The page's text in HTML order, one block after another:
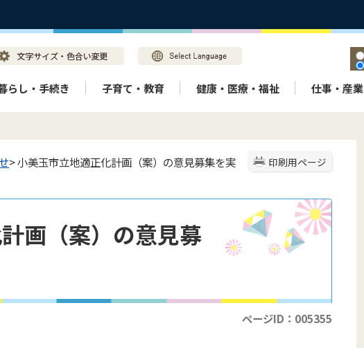
らし・手続き 子育て・教育 健康・医療・福祉 仕事・産業
印刷用ページ
> 小美玉市立地適正化計画（案）の意見募集を実
画（案）の意見募
ページID：005355